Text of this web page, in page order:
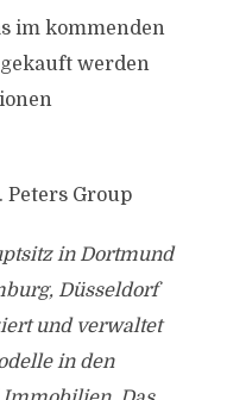
im kommenden
werden
Peters Group
in Dortmund
Düsseldorf
und verwaltet
in den